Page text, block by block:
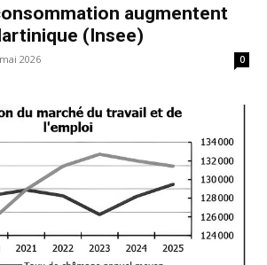
augmentent
(Insee)
2026 0